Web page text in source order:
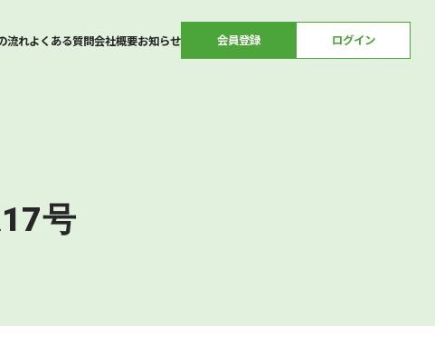
流れよくある質問会社概要お知らせ 会員登録 ログイン
号